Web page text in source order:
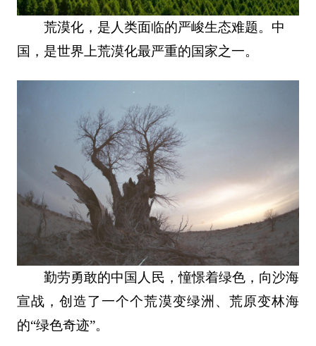
荒漠化，是人类面临的严峻生态难题。中
国，是世界上荒漠化最严重的国家之一。
勤劳勇敢的中国人民，憧憬着绿色，向沙海
宣战，创造了一个个荒漠变绿洲、荒原变林海
的“绿色奇迹”。